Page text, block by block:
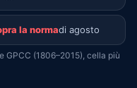
la normadi agosto
GPCC (1806–2015), cella più